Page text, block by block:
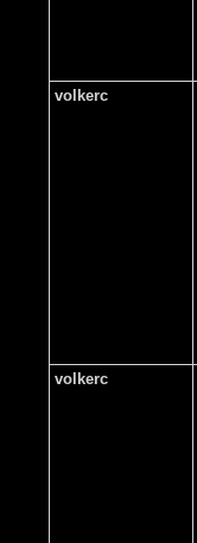
volkerc
volkerc